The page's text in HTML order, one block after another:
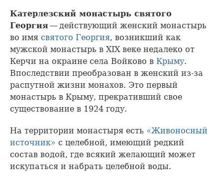
Катерлезский монастырь святого
Георгия— действующий женский монастырь
во имя святого Георгия, возникший как
мужской монастырь в XIX веке недалеко от
Керчи на окраине села Войково в Крыму.
Впоследствии преобразован в женский из-за
распутной жизни монахов. Это первый
монастырь в Крыму, прекративший свое
существование в 1924 году.
На территории монастыря есть «Живоносный
источник» с целебной, имеющий редкий
состав водой, где всякий желающий может
искупаться и набрать целебной воды.